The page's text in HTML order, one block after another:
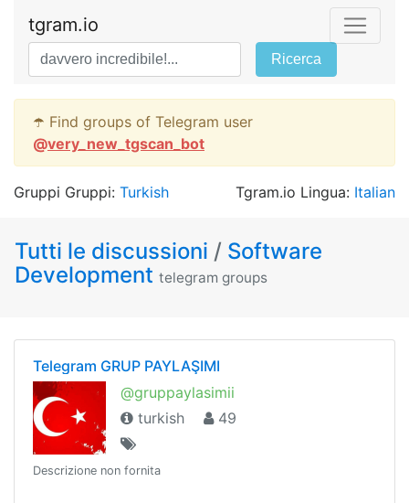
tgram.io
Ricerca
☂️ Find groups of Telegram user
@very_new_tgscan_bot
Gruppi Gruppi: Turkish Tgram.io Lingua: Italian
Tutti le discussioni / Software
Development telegram groups
Telegram GRUP PAYLAŞIMI
@gruppaylasimii
turkish
49
Descrizione non fornita